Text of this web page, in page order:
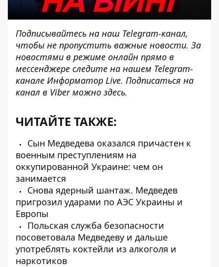
Подписывайтесь на наш Telegram-канал,
чтобы не пропустить важные новости. За
новостями в режиме онлайн прямо в
мессенджере следите на нашем Telegram-
канале Информатор Live. Подписаться на
канал в Viber можно здесь.
ЧИТАЙТЕ ТАКЖЕ:
Сын Медведева оказался причастен к
военным преступлениям на
оккупированной Украине: чем он
занимается
Снова ядерный шантаж. Медведев
пригрозил ударами по АЭС Украины и
Европы
Польская служба безопасности
посоветовала Медведеву и дальше
употреблять коктейли из алкоголя и
наркотиков